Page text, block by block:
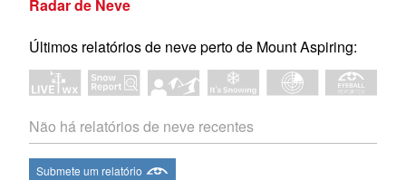
Radar de Neve
Últimos relatórios de neve perto de Mount Aspiring:
Não há relatórios de neve recentes
Submete um relatório